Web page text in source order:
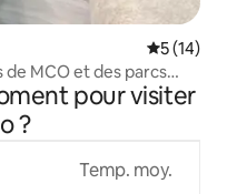
5 (14)
MCO et des parcs
pour visiter
?
Temp. moy.